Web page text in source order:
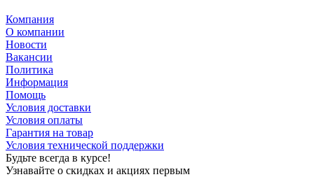
Компания
О компании
Новости
Вакансии
Политика
Информация
Помощь
Условия доставки
Условия оплаты
Гарантия на товар
Условия технической поддержки
Будьте всегда в курсе!
Узнавайте о скидках и акциях первым